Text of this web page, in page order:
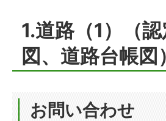
1.道路（1）（
図、道路台帳図 ）
お問い合わせ